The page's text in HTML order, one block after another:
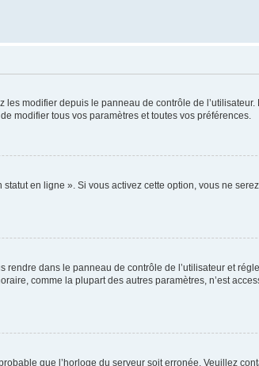
modifier depuis le panneau de contrôle de
modifier tous vos paramètres et toutes vos préférences.
en ligne ». Si vous activez cette option, vous ne
dans le panneau de contrôle de l’utilisateur et
comme la plupart des autres paramètres, n’est
que l’horloge du serveur soit erronée. Veuillez